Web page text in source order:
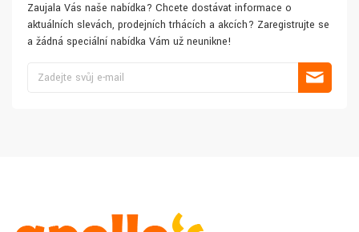
Zaujala Vás naše nabídka? Chcete dostávat informace o
aktuálních slevách, prodejních trhácích a akcích? Zaregistrujte se
a žádná speciální nabídka Vám už neunikne!